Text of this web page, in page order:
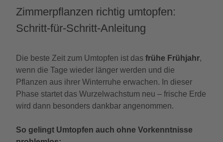
Zimmerpflanzen richtig umtopfen:
Schritt-für-Schritt-Anleitung
Die beste Zeit zum Umtopfen ist das frühe Frühjahr,
wenn die Tage wieder länger werden und die
Pflanzen aus ihrer Winterruhe erwachen. In dieser
Phase startet das Wurzelwachstum neu – frische Erde
wird dann besonders dankbar angenommen.
So gelingt Umtopfen auch ohne Vorkenntnisse